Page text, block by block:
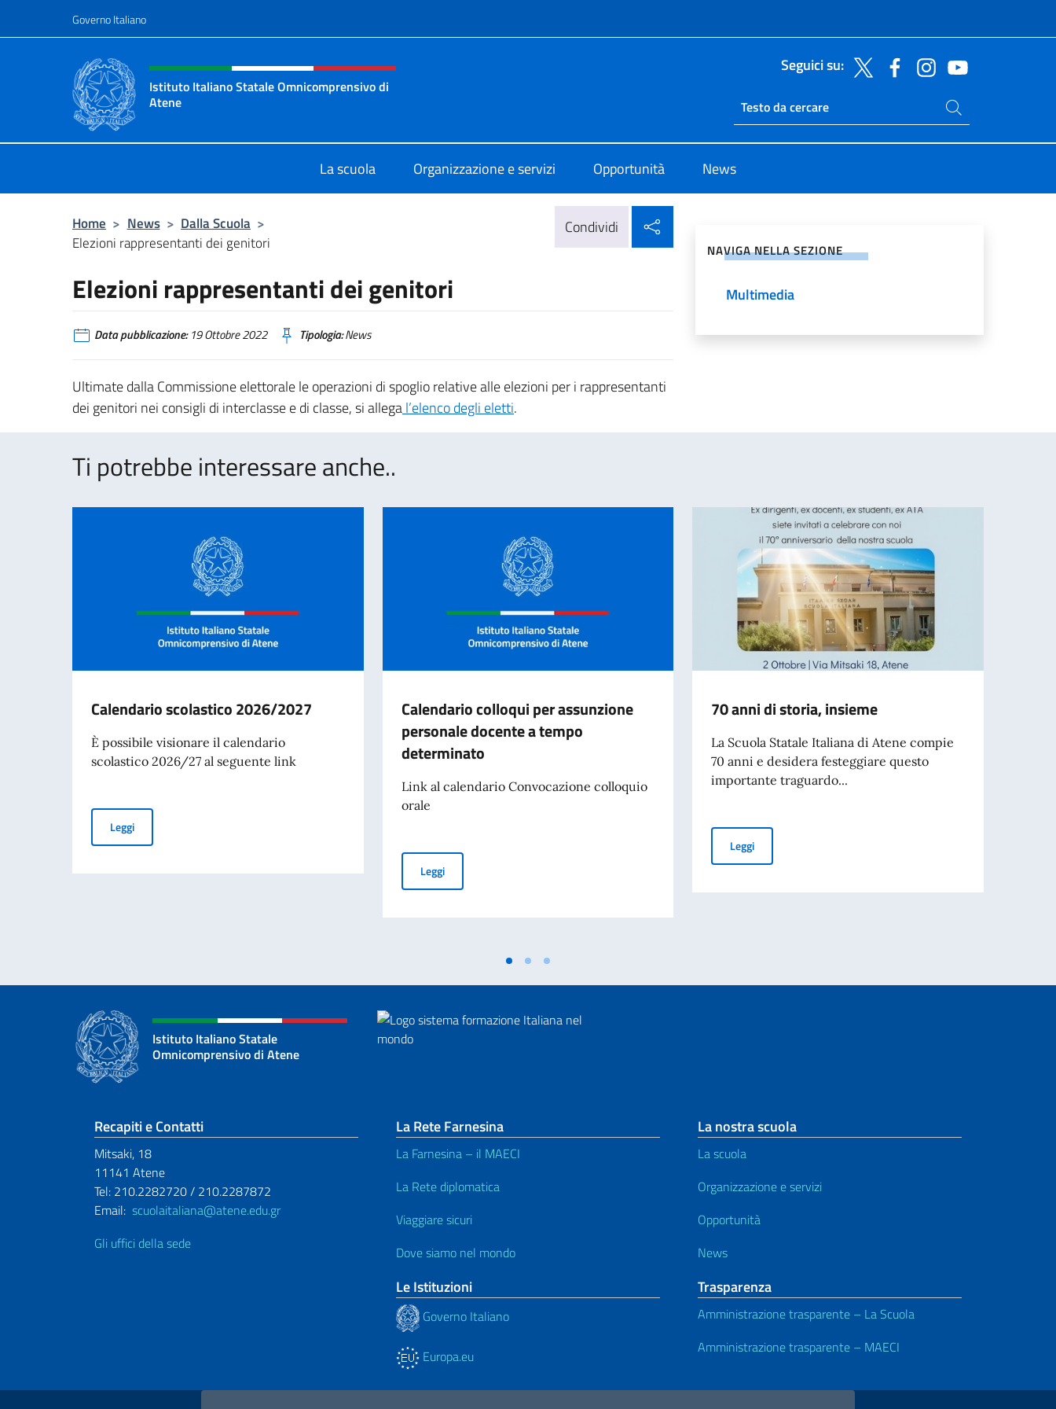
Governo Italiano
Intestazione sito, social e menù
Istituto Italiano Statale Omnicomprensivo di
Atene
Seguici su:
Ricerca sito live
Cerca nel sito
La scuola Organizzazione e servizi Opportunità News
Home > News > Dalla Scuola >
Elezioni rappresentanti dei genitori
Condividi
Elezioni rappresentanti dei genitori
Data pubblicazione:19 Ottobre 2022 Tipologia:News
Ultimate dalla Commissione elettorale le operazioni di spoglio relative alle elezioni per i rappresentanti
dei genitori nei consigli di interclasse e di classe, si allegal’elenco degli eletti.
NAVIGA NELLA SEZIONE
Multimedia
Ti potrebbe interessare anche..
Calendario scolastico 2026/2027
È possibile visionare il calendario
scolastico 2026/27 al seguente link
LeggiCalendario scolastico 2026/2027
Calendario colloqui per assunzione
personale docente a tempo
determinato
Link al calendario Convocazione colloquio
orale
LeggiCalendario colloqui per assunzione personale docente a tempo determinato
70 anni di storia, insieme
La Scuola Statale Italiana di Atene compie
70 anni e desidera festeggiare questo
importante traguardo...
Leggi70 anni di storia, insieme
Istituto Italiano Statale
Omnicomprensivo di Atene
Sezione footer
Recapiti e Contatti
Mitsaki, 18
11141 Atene
Tel: 210.2282720 / 210.2287872
Email: scuolaitaliana@atene.edu.gr
Gli uffici della sede
La Rete Farnesina
La Farnesina – il MAECI
La Rete diplomatica
Viaggiare sicuri
Dove siamo nel mondo
Le Istituzioni
Governo Italiano
Europa.eu
La nostra scuola
La scuola
Organizzazione e servizi
Opportunità
News
Trasparenza
Amministrazione trasparente – La Scuola
Amministrazione trasparente – MAECI